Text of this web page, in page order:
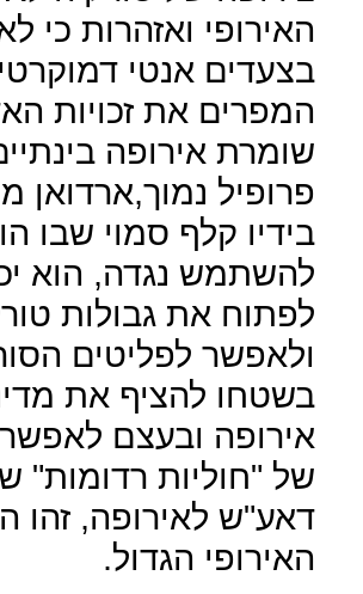
האירופי ואזהרות כי
בצעדים אנטי
המפרים את זכויות
שומרת אירופה
פרופיל נמוך,ארדואן
בידיו קלף סמוי שבו
להשתמש נגדה, הוא
לפתוח את גבולות
ולאפשר לפליטים
בשטחו להציף את
אירופה ובעצם
של "חוליות רדומות"
דאע"ש לאירופה, זהו
האירופי הגדול.